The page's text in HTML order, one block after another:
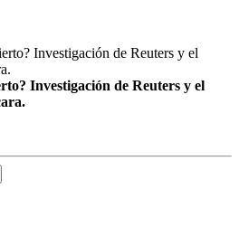
Investigación de Reuters y el